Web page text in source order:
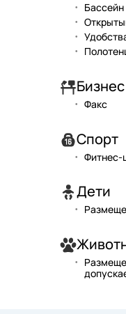
Бассейн
Бизнес
Факс
Спорт
Фитнес-
Дети